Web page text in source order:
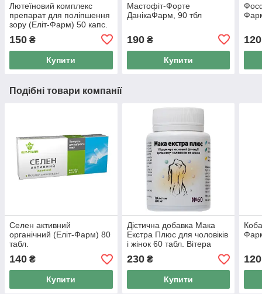
Лютеїновий комплекс
препарат для поліпшення
зору (Еліт-Фарм) 50 капс.
150 ₴
Купити
Мастофіт-Форте
ДанікаФарм, 90 тбл
190₴
Купити
120
Подібні товари компанії
Селен активний
органічний (Еліт-Фарм) 80
табл.
140 ₴
Купити
Дієтична добавка Мака
Екстра Плюс для чоловіків
і жінок 60 табл. Вітера
230₴
Купити
120